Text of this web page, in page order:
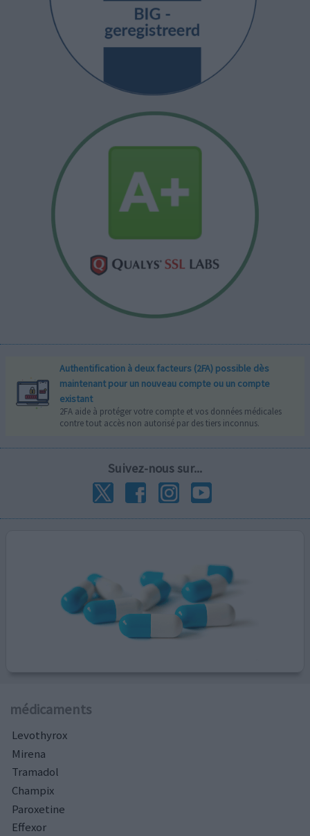
Authentification à deux facteurs (2FA) possible dès
maintenant pour un nouveau compte ou un compte
existant
2FA aide à protéger votre compte et vos données médicales
contre tout accès non autorisé par des tiers inconnus.
Suivez-nous sur...
médicaments
Levothyrox
Mirena
Tramadol
Champix
Paroxetine
Effexor